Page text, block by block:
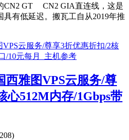
CN2 GT CN2 GIA直连线，这是
有低延迟。搬瓦工自从2019年推
西雅图VPS云服务/尊
心512M内存/1Gbps带